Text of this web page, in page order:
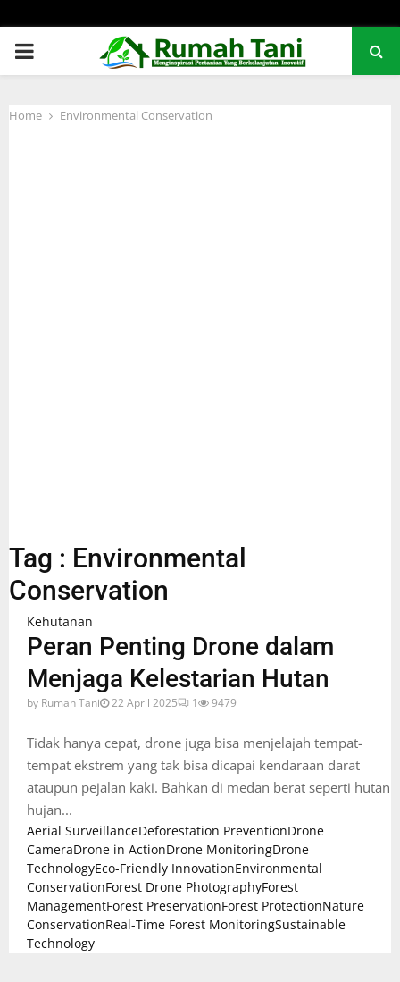
PRIMARY
Home Environmental Conservation
Tag : Environmental
Conservation
Kehutanan
Peran Penting Drone dalam
Menjaga Kelestarian Hutan
by Rumah Tani 22 April 2025 1 9479
Tidak hanya cepat, drone juga bisa menjelajah tempat-
tempat ekstrem yang tak bisa dicapai kendaraan darat
ataupun pejalan kaki. Bahkan di medan berat seperti hutan
hujan...
Aerial SurveillanceDeforestation PreventionDrone
CameraDrone in ActionDrone MonitoringDrone
TechnologyEco-Friendly InnovationEnvironmental
ConservationForest Drone PhotographyForest
ManagementForest PreservationForest ProtectionNature
ConservationReal-Time Forest MonitoringSustainable
Technology